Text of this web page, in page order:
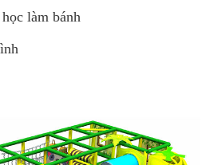
làm bánh